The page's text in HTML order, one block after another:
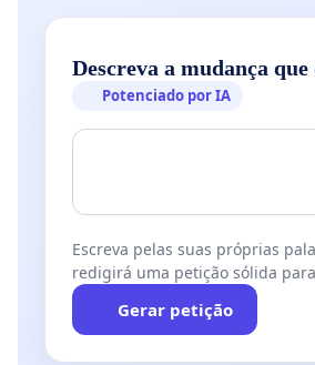
Descreva a mudança
Potenciado por IA
Escreva pelas suas próprias
redigirá uma petição sólida
Gerar petição